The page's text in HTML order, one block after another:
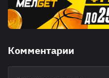
Комментарии